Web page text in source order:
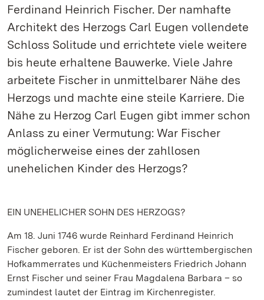
Ferdinand Heinrich Fischer. Der namhafte
Architekt des Herzogs Carl Eugen vollendete
Schloss Solitude und errichtete viele weitere
bis heute erhaltene Bauwerke. Viele Jahre
arbeitete Fischer in unmittelbarer Nähe des
Herzogs und machte eine steile Karriere. Die
Nähe zu Herzog Carl Eugen gibt immer schon
Anlass zu einer Vermutung: War Fischer
möglicherweise eines der zahllosen
unehelichen Kinder des Herzogs?
EIN UNEHELICHER SOHN DES HERZOGS?
Am 18. Juni 1746 wurde Reinhard Ferdinand Heinrich
Fischer geboren. Er ist der Sohn des württembergischen
Hofkammerrates und Küchenmeisters Friedrich Johann
Ernst Fischer und seiner Frau Magdalena Barbara – so
zumindest lautet der Eintrag im Kirchenregister.